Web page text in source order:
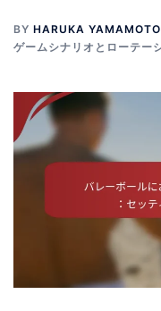
BY HARUKA YAMAMOTO
ゲームシナリオとローテー